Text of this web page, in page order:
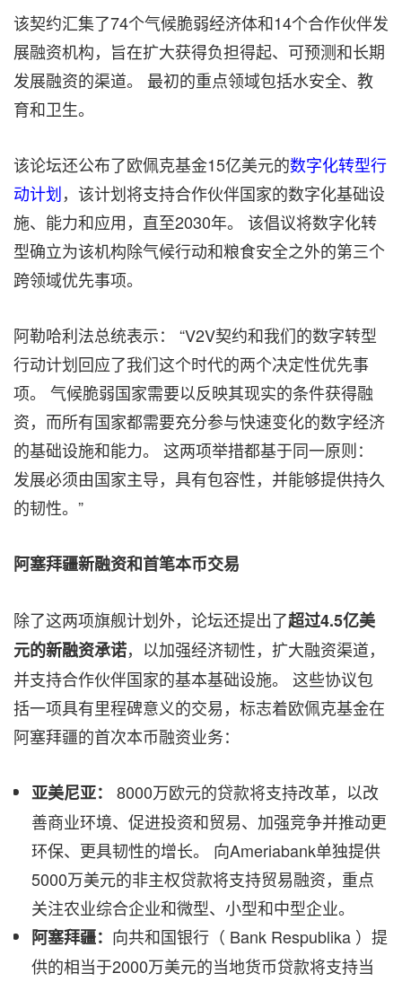
该契约汇集了74个气候脆弱经济体和14个合作伙伴发
展融资机构，旨在扩大获得负担得起、可预测和长期
发展融资的渠道。 最初的重点领域包括水安全、教
育和卫生。
该论坛还公布了欧佩克基金15亿美元的数字化转型行
动计划，该计划将支持合作伙伴国家的数字化基础设
施、能力和应用，直至2030年。 该倡议将数字化转
型确立为该机构除气候行动和粮食安全之外的第三个
跨领域优先事项。
阿勒哈利法总统表示： “V2V契约和我们的数字转型
行动计划回应了我们这个时代的两个决定性优先事
项。 气候脆弱国家需要以反映其现实的条件获得融
资，而所有国家都需要充分参与快速变化的数字经济
的基础设施和能力。 这两项举措都基于同一原则：
发展必须由国家主导，具有包容性，并能够提供持久
的韧性。”
阿塞拜疆新融资和首笔本币交易
除了这两项旗舰计划外，论坛还提出了超过4.5亿美
元的新融资承诺，以加强经济韧性，扩大融资渠道，
并支持合作伙伴国家的基本基础设施。 这些协议包
括一项具有里程碑意义的交易，标志着欧佩克基金在
阿塞拜疆的首次本币融资业务：
亚美尼亚：
8000万欧元的贷款将支持改革，以改
善商业环境、促进投资和贸易、加强竞争并推动更
环保、更具韧性的增长。 向Ameriabank单独提供
5000万美元的非主权贷款将支持贸易融资，重点
关注农业综合企业和微型、小型和中型企业。
阿塞拜疆： 向共和国银行（ Bank Respublika ）提
供的相当于2000万美元的当地货币贷款将支持当